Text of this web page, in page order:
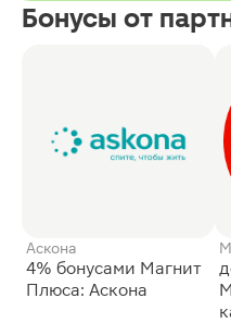
Бонусы от
Аскона
4% бонусами Магнит
Плюса: Аскона